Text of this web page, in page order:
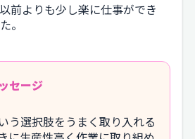
前よりも少し楽に仕事ができ
。
セージ
う選択肢をうまく取り入れる